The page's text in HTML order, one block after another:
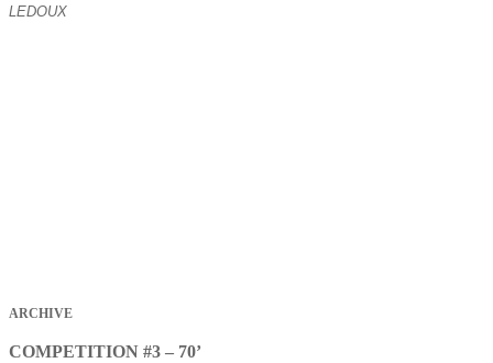
LEDOUX
ARCHIVE
COMPETITION #3 – 70’